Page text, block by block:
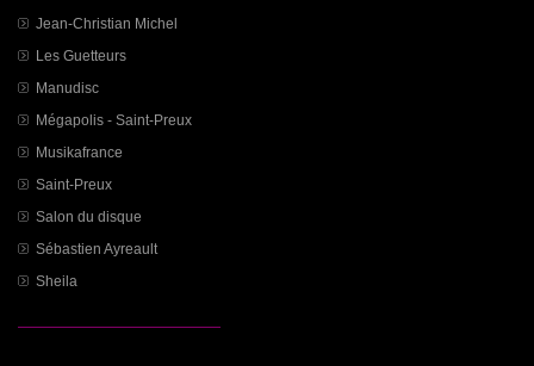
Jean-Christian Michel
Les Guetteurs
Manudisc
Mégapolis - Saint-Preux
Musikafrance
Saint-Preux
Salon du disque
Sébastien Ayreault
Sheila